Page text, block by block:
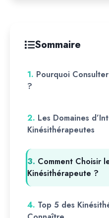
Sommaire
1. Pourquoi
?
2. Les Domaines
Kinésithérapeutes
3. Comment Choisir
Kinésithérapeute ?
4. Top 5 des